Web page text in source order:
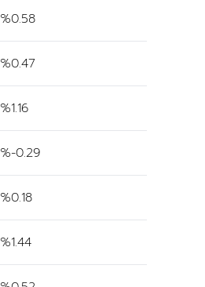
%0.58
%0.47
%1.16
%-0.29
%0.18
%1.44